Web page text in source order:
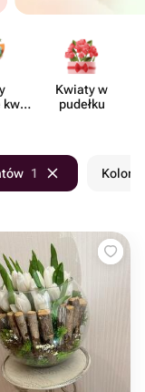
kwia​
Kwiaty w
pudełku
1 Kolor